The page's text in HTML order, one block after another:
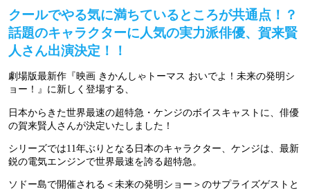
クールでやる気に満ちているところが共通点！？
話題のキャラクターに人気の実力派俳優、賀来賢
人さん出演決定！！
劇場版最新作『映画 きかんしゃトーマス おいでよ！未来の発明シ
ョー！』に新しく登場する、
日本からきた世界最速の超特急・ケンジのボイスキャストに、俳優
の賀来賢人さんが決定いたしました！
シリーズでは11年ぶりとなる日本のキャラクター、ケンジは、最新
鋭の電気エンジンで世界最速を誇る超特急。
ソドー島で開催される＜未来の発明ショー＞のサプライズゲストと